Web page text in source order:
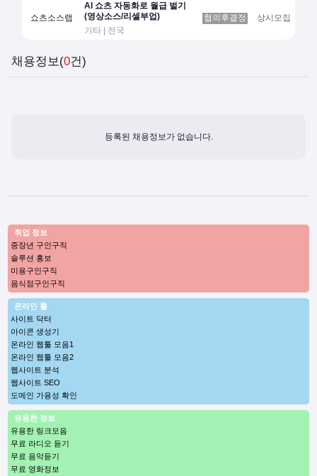
쇼츠소스랩
AI 쇼츠 자동화로 월급 벌기
(영상소스/리셀부업)
기타 | 전국
협의후결정 상시모집
채용정보(0건)
등록된 채용정보가 없습니다.
취업 정보
중장년 구인구직
솔루션 홍보
미용구인구직
음식점구인구직
온라인 툴
사이트 닥터
아이콘 생성기
온라인 웹툴 모음1
온라인 웹툴 모음2
웹사이트 분석
웹사이트 SEO
도메인 가용성 확인
유용한 정보
유용한 링크모음
무료 라디오 듣기
무료 음악듣기
무료 영화정보